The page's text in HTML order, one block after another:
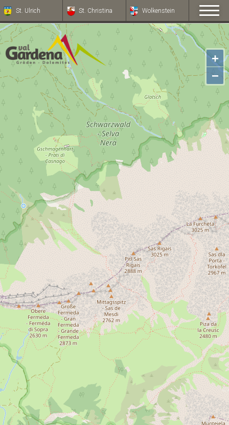
St. Ulrich St. Christina Wolkenstein
+
−